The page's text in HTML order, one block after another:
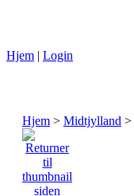
Hjem | Login
Hjem > Midtjylland >